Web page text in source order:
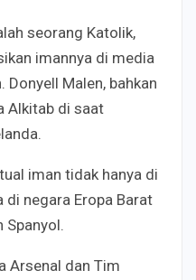
seorang Katolik,
imannya di media
Malen, bahkan
Alkitab di saat
iman tidak hanya di
di negara Eropa Barat
Spanyol.
Arsenal dan Tim